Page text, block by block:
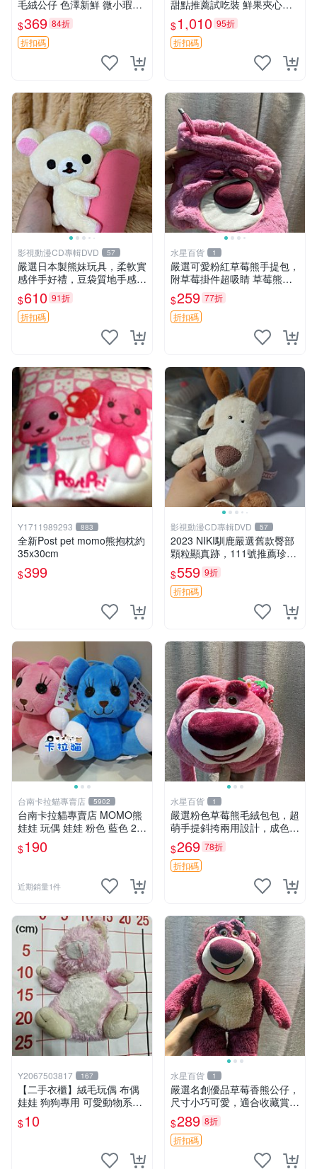
毛絨公仔 色澤新鮮 微小瑕疵
可收藏 中古 安撫熊 條紋公仔
$369 84折
折扣碼
甜點推薦試吃裝 鮮果夾心糖
果，甜蜜滋味享不停 薄荷草
莓 奶油心 60粒 mini小甜心糖
果，水果味夾心零食裝 心形
$1,010 95折
折扣碼
影視動漫CD專輯DVD 57
嚴選日本製熊妹玩具，柔軟實
感伴手好禮，豆袋質地手感
佳，抱枕小熊 recom 推薦 白
色豆袋 玩具
$610 91折
折扣碼
水星百貨 1
嚴選可愛粉紅草莓熊手提包，
附草莓掛件超吸睛 草莓熊手
提包 草莓掛件 可愛portunes
e
$259 77折
折扣碼
Y1711989293 883
全新Post pet momo熊抱枕約
35x30cm
$399
影視動漫CD專輯DVD 57
2023 NIKI馴鹿嚴選舊款臀部
顆粒顯真跡，111號推薦珍藏
品 馴鹿 舊款 尾巴顆粒
$559 9折
折扣碼
台南卡拉貓專賣店 5902
台南卡拉貓專賣店 MOMO熊
娃娃 玩偶 娃娃 粉色 藍色 2色
分售
$190
近期銷量1件
水星百貨 1
嚴選粉色草莓熊毛絨包包，超
萌手提斜挎兩用設計，成色上
佳容量大 粉紅草莓 毛絨包 超
大容量
$269 78折
折扣碼
Y2067503817 167
【二手衣櫃】絨毛玩偶 布偶
娃娃 狗狗專用 可愛動物系列
耐咬耐磨玩具 玩偶 粉紅熊寵
物玩具 1120929
$10
水星百貨 1
嚴選名創優品草莓香熊公仔，
尺寸小巧可愛，適合收藏賞玩
30cm 玩具 公仔 草莓熊
$289 8折
折扣碼